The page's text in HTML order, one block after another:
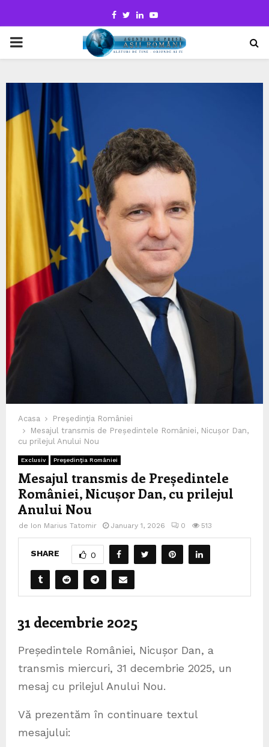
Facebook
TwitterLinkedinYoutube
PRIMARY
Acasa
Preşedinţia României
Mesajul transmis de Președintele României, Nicușor Dan,
cu prilejul Anului Nou
Exclusiv Preşedinţia României
Mesajul transmis de Președintele
României, Nicușor Dan, cu prilejul
Anului Nou
de Ion Marius Tatomir January 1, 2026 0 513
SHARE 0
31 decembrie 2025
Președintele României, Nicușor Dan, a
transmis miercuri, 31 decembrie 2025, un
mesaj cu prilejul Anului Nou.
Vă prezentăm în continuare textul
mesajului: